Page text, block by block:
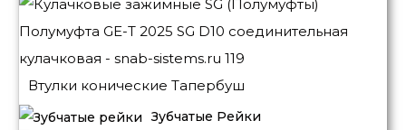
Втулки конические Тапербуш
Зубчатые Рейки